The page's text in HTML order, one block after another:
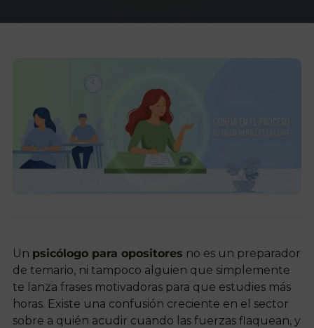
Un psicólogo para opositores no es un preparador
de temario, ni tampoco alguien que simplemente
te lanza frases motivadoras para que estudies más
horas. Existe una confusión creciente en el sector
sobre a quién acudir cuando las fuerzas flaquean, y